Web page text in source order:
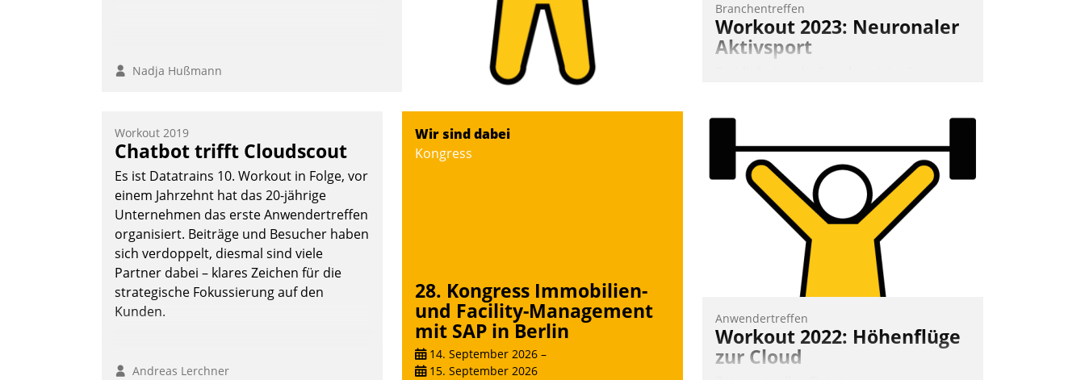
Nadja Hußmann
Branchentreffen
Workout 2023: Neuronaler
Aktivsport
Dazwischen zeigte Datatrain, was es
Neues zu bieten hat.
Nadja Hußmann
Workout 2019
Chatbot trifft Cloudscout
Es ist Datatrains 10. Workout in Folge, vor
einem Jahrzehnt hat das 20-jährige
Unternehmen das erste Anwendertreffen
organisiert. Beiträge und Besucher haben
sich verdoppelt, diesmal sind viele
Partner dabei – klares Zeichen für die
strategische Fokussierung auf den
Kunden.
Andreas Lerchner
Wir sind dabei
Kongress
28. Kongress Immobilien-
und Facility-Management
mit SAP in Berlin
14. September 2026 –
15. September 2026
Anwendertreffen
Workout 2022: Höhenflüge
zur Cloud